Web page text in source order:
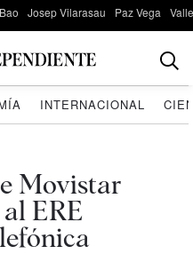
Josep Vilarasau Paz Vega
INTERNACIONAL
Movistar
ERE